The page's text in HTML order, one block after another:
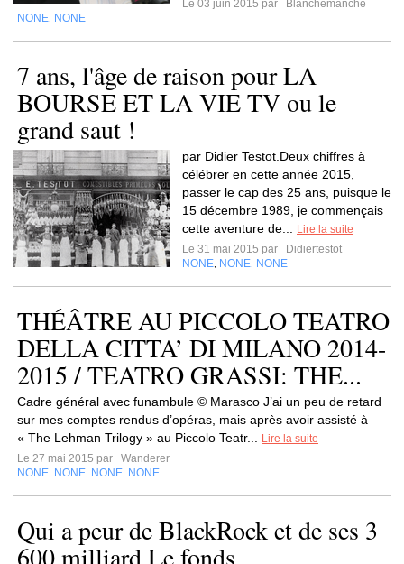
Le 03 juin 2015 par
Blanchemanche
NONE NONE
7 ans, l'âge de raison pour LA
BOURSE ET LA VIE TV ou le
grand saut !
par Didier Testot.Deux chiffres à
célébrer en cette année 2015,
passer le cap des 25 ans, puisque le
15 décembre 1989, je commençais
cette aventure de...
Lire la suite
Le 31 mai 2015 par
Didiertestot
NONE NONE NONE
THÉÂTRE AU PICCOLO TEATRO
DELLA CITTA’ DI MILANO 2014-
2015 / TEATRO GRASSI: THE...
Cadre général avec funambule © Marasco J’ai un peu de retard
sur mes comptes rendus d’opéras, mais après avoir assisté à
« The Lehman Trilogy » au Piccolo Teatr...
Lire la suite
Le 27 mai 2015 par
Wanderer
NONE NONE NONE NONE
Qui a peur de BlackRock et de ses 3
600 milliard Le fonds